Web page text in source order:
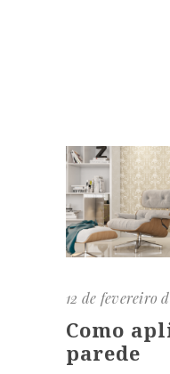
12 de fevereiro
Como
parede